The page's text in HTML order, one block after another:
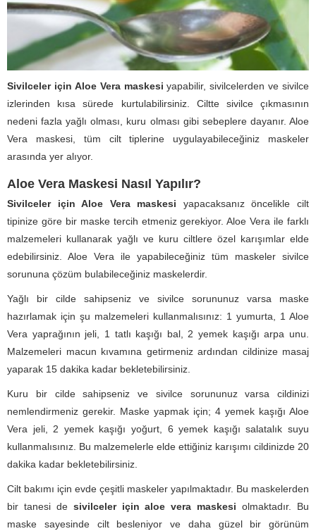
Sivilceler için Aloe Vera maskesiyapabilir, sivilcelerden ve sivilce
izlerinden kısa sürede kurtulabilirsiniz. Ciltte sivilce çıkmasının
nedeni fazla yağlı olması, kuru olması gibi sebeplere dayanır. Aloe
Vera maskesi, tüm cilt tiplerine uygulayabileceğiniz maskeler
arasında yer alıyor.
Aloe Vera Maskesi Nasıl Yapılır?
Sivilceler için Aloe Vera maskesi yapacaksanız öncelikle cilt
tipinize göre bir maske tercih etmeniz gerekiyor. Aloe Vera ile farklı
malzemeleri kullanarak yağlı ve kuru ciltlere özel karışımlar elde
edebilirsiniz. Aloe Vera ile yapabileceğiniz tüm maskeler sivilce
sorununa çözüm bulabileceğiniz maskelerdir.
Yağlı bir cilde sahipseniz ve sivilce sorununuz varsa maske
hazırlamak için şu malzemeleri kullanmalısınız: 1 yumurta, 1 Aloe
Vera yaprağının jeli, 1 tatlı kaşığı bal, 2 yemek kaşığı arpa unu.
Malzemeleri macun kıvamına getirmeniz ardından cildinize masaj
yaparak 15 dakika kadar bekletebilirsiniz.
Kuru bir cilde sahipseniz ve sivilce sorununuz varsa cildinizi
nemlendirmeniz gerekir. Maske yapmak için; 4 yemek kaşığı Aloe
Vera jeli, 2 yemek kaşığı yoğurt, 6 yemek kaşığı salatalık suyu
kullanmalısınız. Bu malzemelerle elde ettiğiniz karışımı cildinizde 20
dakika kadar bekletebilirsiniz.
Cilt bakımı için evde çeşitli maskeler yapılmaktadır. Bu maskelerden
bir tanesi de sivilceler için aloe vera maskesi olmaktadır. Bu
maske sayesinde cilt besleniyor ve daha güzel bir görünüm